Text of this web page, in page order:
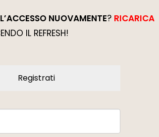
NUOVAMENTE? RICARICA
IL REFRESH!
Registrati